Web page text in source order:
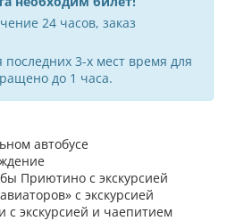
24 часов, заказ
3-х мест время для
до 1 часа.
автобусе
Приютино с экскурсией
с экскурсией
экскурсией и чаепитием